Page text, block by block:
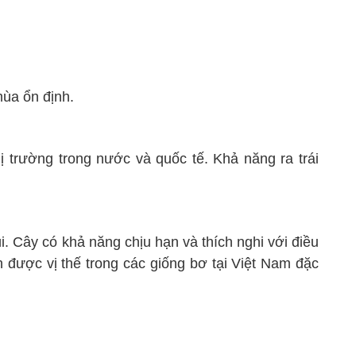
ổn định.
trong nước và quốc tế. Khả năng ra trái
Cây có khả năng chịu hạn và thích nghi với điều
vị thế trong các giống bơ tại Việt Nam đặc